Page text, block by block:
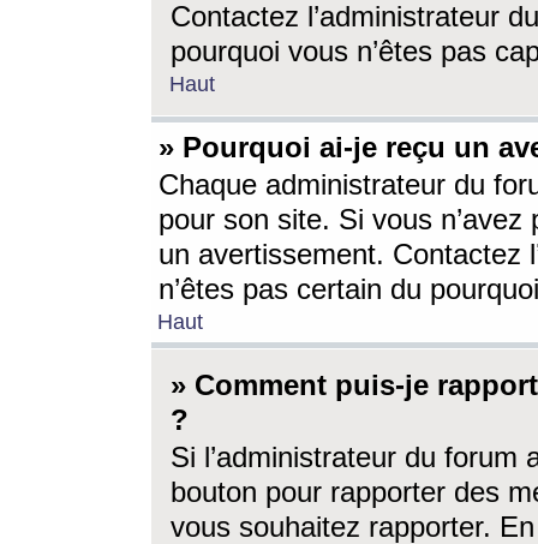
Contactez l’administrateur
pourquoi vous n’êtes pas
Haut
» Pourquoi ai-je reçu un
Chaque administrateur du
pour son site. Si vous
un avertissement. Contactez
n’êtes pas certain du
Haut
» Comment puis-je
?
Si l’administrateur du forum
bouton pour rapporter des
vous souhaitez rapporter.